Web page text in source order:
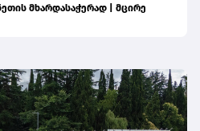
მხარდასაჭერად | მცირე